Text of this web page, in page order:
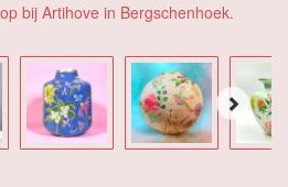
bij Artihove in Bergschenhoek.